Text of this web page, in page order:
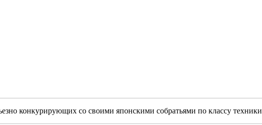
конкурирующих со своими японскими собратьями по классу техники